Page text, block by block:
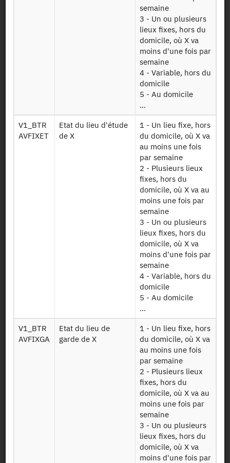
Mobilité régulière
trajets vers lieux
de Travail Etude
Q individu
Mobilité régulière
(sans les lieux) et
semaine
3 - Un ou plusieurs
lieux fixes, hors du
domicile, où X va
moins d'une fois par
semaine
4 - Variable, hors du
domicile
5 - Au domicile
...
V1_BTR
AVFIXET
Etat du lieu d'étude
de X
1 - Un lieu fixe, hors
du domicile, où X va
au moins une fois
par semaine
2 - Plusieurs lieux
fixes, hors du
domicile, où X va au
moins une fois par
semaine
3 - Un ou plusieurs
lieux fixes, hors du
domicile, où X va
moins d'une fois par
semaine
4 - Variable, hors du
domicile
5 - Au domicile
...
V1_BTR
AVFIXGA
Etat du lieu de
garde de X
1 - Un lieu fixe, hors
du domicile, où X va
au moins une fois
par semaine
2 - Plusieurs lieux
fixes, hors du
domicile, où X va au
moins une fois par
semaine
3 - Un ou plusieurs
lieux fixes, hors du
domicile, où X va
moins d'une fois par
Les thèmes abordés sont les déplacements, de courte et
longue distance, des ménages et de leurs membres, selon les
différents modes de transport utilisés ainsi que la
connaissance du parc de véhicules détenus par les ménages.
Ménages dits "ordinaires", c'est-à-dire hors ménages vivant
en collectivité (foyers, prisons, hôpitaux…) et vivant dans des
Zone géographique de référence
France métropolitaine
Documentation sur la méthodologie
Au niveau national, un sous-échantillon non représentatif
d'environ 1 000 personnes volontaires a été mis en place
pour tester une méthode expérimentale de recueil de
Ces personnes ont été équipées d'un GPS pendant une
semaine permettant ainsi l'enregistrement des "traces GPS"